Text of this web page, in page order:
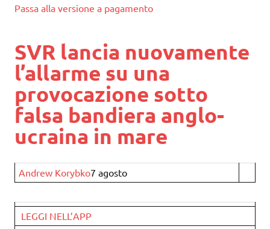
Passa alla versione a pagamento
SVR lancia nuovamente
l’allarme su una
provocazione sotto
falsa bandiera anglo-
ucraina in mare
Andrew Korybko7 agosto
LEGGI NELL’APP